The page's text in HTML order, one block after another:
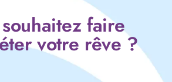
faire
votre rêve ?